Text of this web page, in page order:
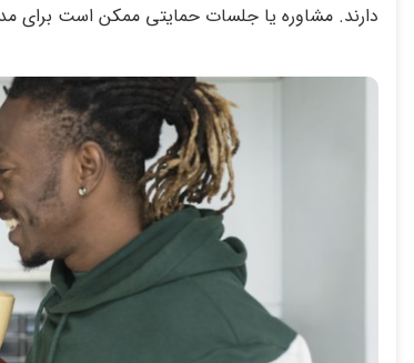
دارند. مشاوره یا جلسات حمایتی ممکن است برای